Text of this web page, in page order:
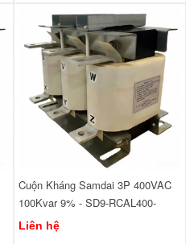
Cuộn Kháng Samdai 3P 400VAC
100Kvar 9% - SD9-RCAL400-
440/100
Liên hệ